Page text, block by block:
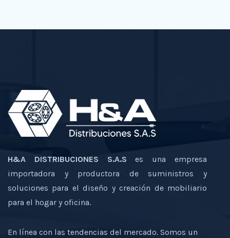
H&A DISTRIBUCIONES S.A.S es una empresa
importadora y productora de suministros y
soluciones para el diseño y creación de mobiliario
para el hogar y oficina.
En línea con las tendencias del mercado. Somos un